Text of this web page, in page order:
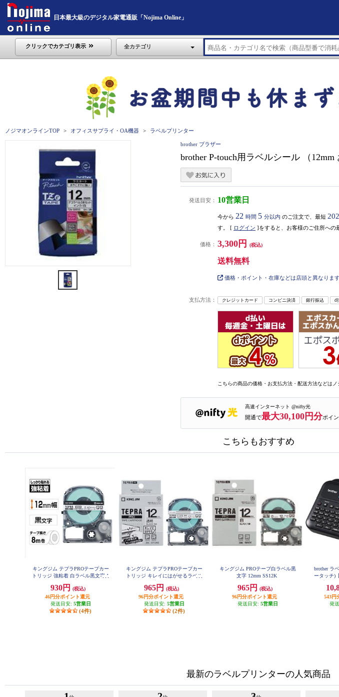
日本最大級のデジタル家電通販「Nojima Online」
クリックでカテゴリ表示 全カテゴリ
ノジマオンラインTOP オフィスサプライ・OA機器 ラベルプリンター
brother ブラザー
brother P-touch用ラベルシール （
発送目安： 10営業日
今から 22 時間 5 分以内 のご注文で、最短
す。 [ ログイン ]をすると、お客様のご住所への
価格： 3,300円 (税込)
送料無料
価格・ポイント・在庫などは店頭と異なりま
支払方法： クレジットカード コンビニ決済 銀行振込 d
こちらの商品の価格・お支払方法・配送方法などは
高速インターネット @nifty光
開通で最大30,100円分ポイ
こちらもおすすめ
キングジム テプラPROテープカー
トリッジ 強粘着 白ラベル黒文字 1
930円
(税込)
46円分ポイント還元
発送目安: 5営業日
(4件)
キングジム テプラPROテープカー
トリッジ キレイにはがせるラベル
965円
(税込)
96円分ポイント還元
発送目安: 5営業日
(2件)
キングジム PROテープ白ラベル黒
文字 12mm SS12K
965円
(税込)
96円分ポイント還元
発送目安: 5営業日
brother ラ
ータッチ)
ー液
543円
発
最新のラベルプリンターの人気商品